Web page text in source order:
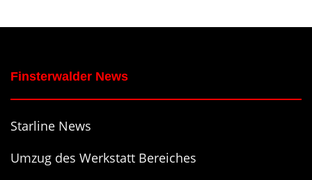
Finsterwalder News
Starline News
Umzug des Werkstatt Bereiches